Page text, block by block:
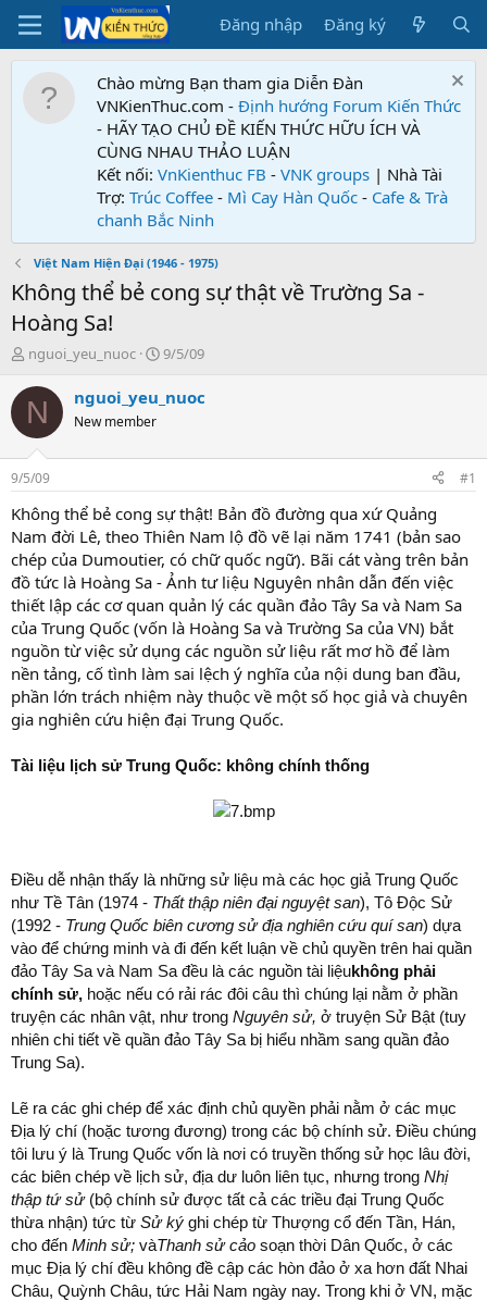
Đăng nhập Đăng ký
Chào mừng Bạn tham gia Diễn Đàn
VNKienThuc.com - Định hướng Forum Kiến Thức
- HÃY TẠO CHỦ ĐỀ KIẾN THỨC HỮU ÍCH VÀ
CÙNG NHAU THẢO LUẬN
Kết nối: VnKienthuc FB - VNK groups | Nhà Tài
Trợ: Trúc Coffee - Mì Cay Hàn Quốc - Cafe & Trà
chanh Bắc Ninh
Việt Nam Hiện Đại (1946 - 1975)
Không thể bẻ cong sự thật về Trường Sa -
Hoàng Sa!
T
r
e
d
s
t
a
t
e
r
nguoi_yeu_nuoc
N
à
y
9/5/09
N nguoi_yeu_nuoc
New member
9/5/09 #1
Không thể bẻ cong sự thật! Bản đồ đường qua xứ Quảng
Nam đời Lê, theo Thiên Nam lộ đồ vẽ lại năm 1741 (bản sao
chép của Dumoutier, có chữ quốc ngữ). Bãi cát vàng trên bản
đồ tức là Hoàng Sa - Ảnh tư liệu Nguyên nhân dẫn đến việc
thiết lập các cơ quan quản lý các quần đảo Tây Sa và Nam Sa
của Trung Quốc (vốn là Hoàng Sa và Trường Sa của VN) bắt
nguồn từ việc sử dụng các nguồn sử liệu rất mơ hồ để làm
nền tảng, cố tình làm sai lệch ý nghĩa của nội dung ban đầu,
phần lớn trách nhiệm này thuộc về một số học giả và chuyên
gia nghiên cứu hiện đại Trung Quốc.
Tài liệu lịch sử Trung Quốc: không chính thống
Điều dễ nhận thấy là những sử liệu mà các học giả Trung Quốc
như Tề Tân (1974 - Thất thập niên đại nguyệt san), Tô Độc Sử
(1992 - Trung Quốc biên cương sử địa nghiên cứu quí san) dựa
vào để chứng minh và đi đến kết luận về chủ quyền trên hai quần
đảo Tây Sa và Nam Sa đều là các nguồn tài liệukhông phải
chính sử, hoặc nếu có rải rác đôi câu thì chúng lại nằm ở phần
truyện các nhân vật, như trong Nguyên sử, ở truyện Sử Bật (tuy
nhiên chi tiết về quần đảo Tây Sa bị hiểu nhầm sang quần đảo
Trung Sa).
Lẽ ra các ghi chép để xác định chủ quyền phải nằm ở các mục
Địa lý chí (hoặc tương đương) trong các bộ chính sử. Điều chúng
tôi lưu ý là Trung Quốc vốn là nơi có truyền thống sử học lâu đời,
các biên chép về lịch sử, địa dư luôn liên tục, nhưng trong Nhị
thập tứ sử (bộ chính sử được tất cả các triều đại Trung Quốc
thừa nhận) tức từ Sử ký ghi chép từ Thượng cổ đến Tần, Hán,
cho đến Minh sử; vàThanh sử cảo soạn thời Dân Quốc, ở các
mục Địa lý chí đều không đề cập các hòn đảo ở xa hơn đất Nhai
Châu, Quỳnh Châu, tức Hải Nam ngày nay. Trong khi ở VN, mặc